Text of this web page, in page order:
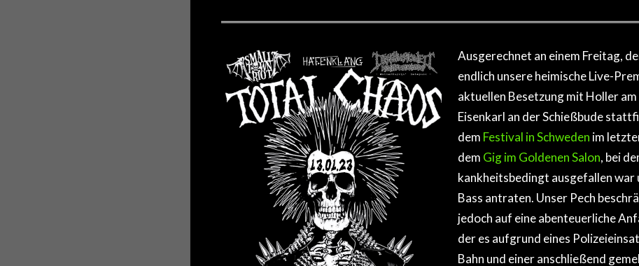
Ausgerechnet an einem Freitag,
endlich unsere heimische Live-
aktuellen Besetzung mit Holler am
Eisenkarl an der Schießbude
dem Festival in Schwedenim
dem Gig im Goldenen Salon, bei
kankheitsbedingt ausgefallen war
Bass antraten. Unser Pech
jedoch auf eine abenteuerliche
der es aufgrund eines
Bahn und einer anschließend